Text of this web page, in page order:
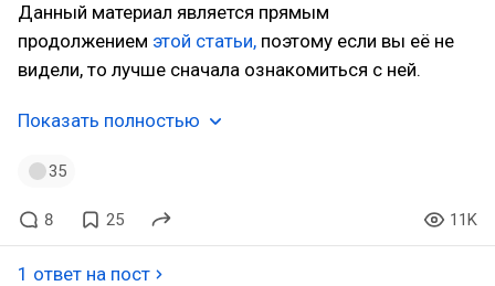
Данный материал является прямым
продолжением этой статьи, поэтому если вы еë не
видели, то лучше сначала ознакомиться с ней.
Показать полностью
35
8 25 11K
1 ответ на пост